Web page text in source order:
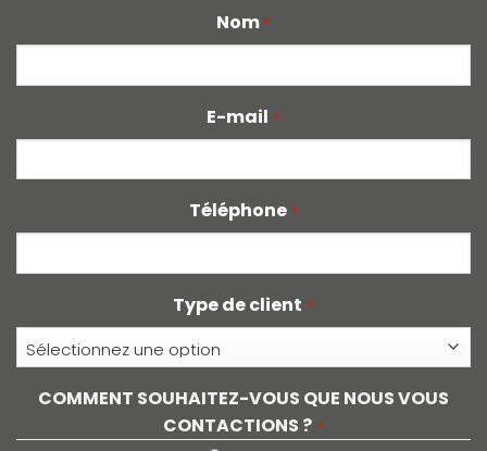
Nom *
E-mail *
Téléphone *
Type de client *
COMMENT SOUHAITEZ-VOUS QUE NOUS VOUS
CONTACTIONS ? *